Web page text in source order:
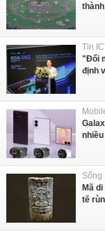
Tin
"Đổi
định
Sống
Mã
tế